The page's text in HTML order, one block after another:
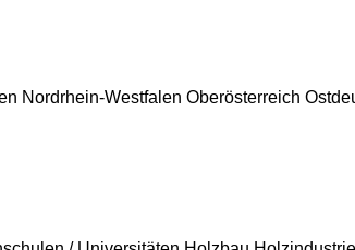
Nordrhein-Westfalen Oberösterreich